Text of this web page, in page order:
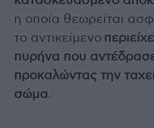
η οποία θεωρείται
το αντικείμενο
πυρήνα που
προκαλώντας την
σώμα.